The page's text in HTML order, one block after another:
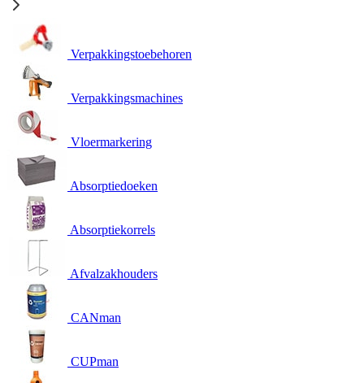
Verpakkingstoebehoren
Verpakkingsmachines
Vloermarkering
Absorptiedoeken
Absorptiekorrels
Afvalzakhouders
CANman
CUPman